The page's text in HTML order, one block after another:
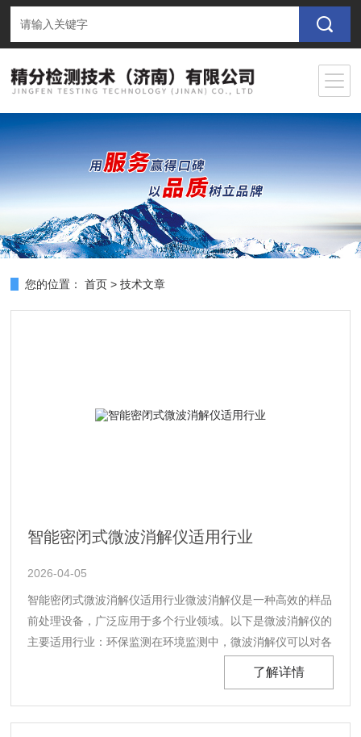
您的位置： 首页 >技术文章
智能密闭式微波消解仪适用行业
2026-04-05
智能密闭式微波消解仪适用行业微波消解仪是一种高效的样品
前处理设备，广泛应用于多个行业领域。以下是微波消解仪的
主要适用行业：环保监测在环境监测中，微波消解仪可以对各
种水、土壤、废水等进行快速消解，提高分析效率和准确性。
为热源分解试样，使得样品消解更为迅速，缩短了溶样时间，
减少了试剂用量，降低了环境污染和能源......
了解详情